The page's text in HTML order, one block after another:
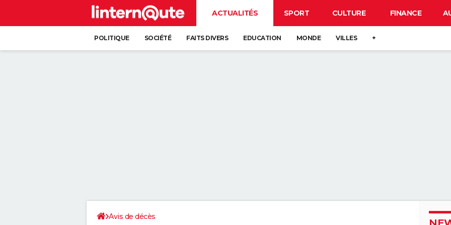
ACTUALITÉS SPORT CULTURE FINANCE
POLITIQUE SOCIÉTÉ FAITS DIVERS EDUCATION MONDE VILLES +
Avis de décès